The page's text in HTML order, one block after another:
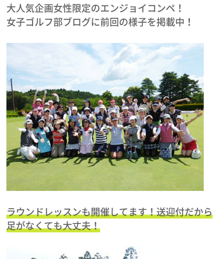
大人気企画女性限定のエンジョイコンペ！
女子ゴルフ部ブログに前回の様子を掲載中！
ラウンドレッスンも開催してます！送迎付だから
足がなくても大丈夫！